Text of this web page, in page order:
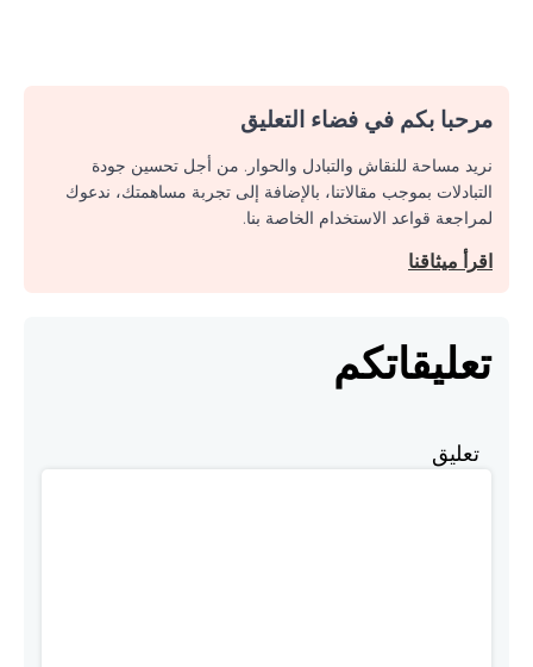
مرحبا بكم في فضاء التعليق
نريد مساحة للنقاش والتبادل والحوار. من أجل تحسين جودة
التبادلات بموجب مقالاتنا، بالإضافة إلى تجربة مساهمتك، ندعوك
لمراجعة قواعد الاستخدام الخاصة بنا.
اقرأ ميثاقنا
تعليقاتكم
تعليق